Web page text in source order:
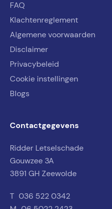
FAQ
Klachtenreglement
Algemene voorwaarden
Disclaimer
Privacybeleid
Cookie instellingen
Blogs
Contactgegevens
Ridder Letselschade
Gouwzee 3A
3891 GH Zeewolde
T 036 522 0342